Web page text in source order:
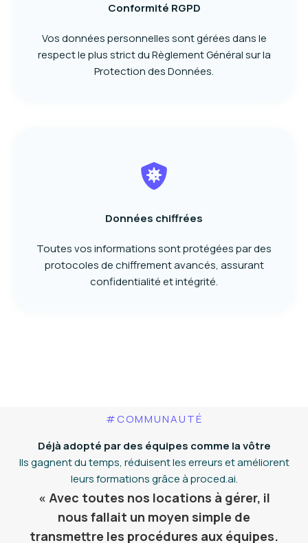
Conformité RGPD
Vos données personnelles sont gérées dans le
respect le plus strict du Règlement Général sur la
Protection des Données.
Données chiffrées
Toutes vos informations sont protégées par des
protocoles de chiffrement avancés, assurant
confidentialité et intégrité.
#COMMUNAUTÉ
Déjà adopté par des équipes comme la vôtre
Ils gagnent du temps, réduisent les erreurs et améliorent
leurs formations grâce à proced.ai.
« Avec toutes nos locations à gérer, il
nous fallait un moyen simple de
transmettre les procédures aux équipes.